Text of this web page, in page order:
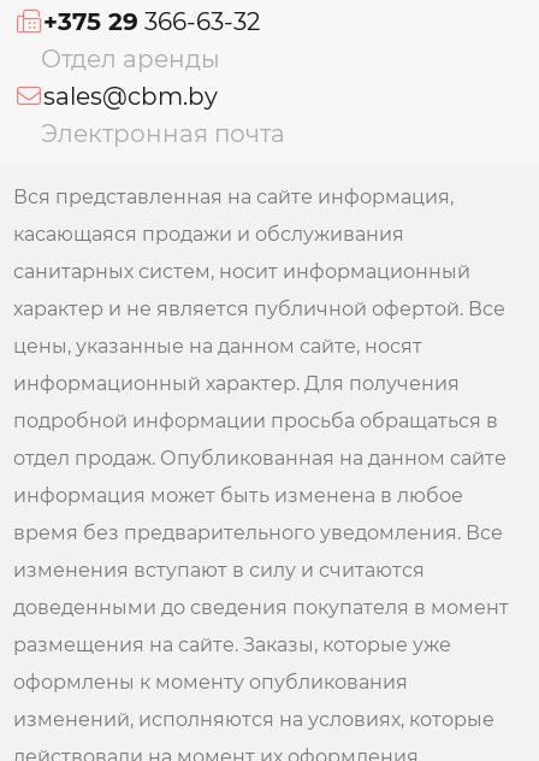
+375 29 366-63-32
Отдел аренды
sales@cbm.by
Электронная почта
Вся представленная на сайте информация,
касающаяся продажи и обслуживания
санитарных систем, носит информационный
характер и не является публичной офертой. Все
цены, указанные на данном сайте, носят
информационный характер. Для получения
подробной информации просьба обращаться в
отдел продаж. Опубликованная на данном сайте
информация может быть изменена в любое
время без предварительного уведомления. Все
изменения вступают в силу и считаются
доведенными до сведения покупателя в момент
размещения на сайте. Заказы, которые уже
оформлены к моменту опубликования
изменений, исполняются на условиях, которые